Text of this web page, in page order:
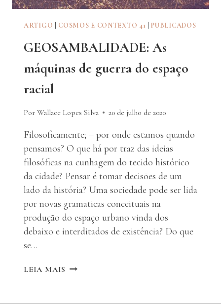
ARTIGO COSMOS E CONTEXTO 41 |PUBLICADOS
GEOSAMBALIDADE: As
máquinas de guerra do espaço
racial
Por Wallace Lopes Silva 20 de julho de 2020
Filosoficamente; – por onde estamos quando
pensamos? O que há por traz das ideias
filosóficas na cunhagem do tecido histórico
da cidade? Pensar é tomar decisões de um
lado da história? Uma sociedade pode ser lida
por novas gramaticas conceituais na
produção do espaço urbano vinda dos
debaixo e interditados de existência? Do que
se…
LEIA MAIS GEOSAMBALIDADE: